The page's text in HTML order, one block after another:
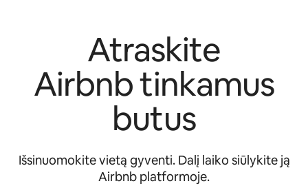
Atraskite
Airbnb tinkamus
butus
Išsinuomokite vietą gyventi. Dalį laiko siūlykite ją
Airbnb platformoje.